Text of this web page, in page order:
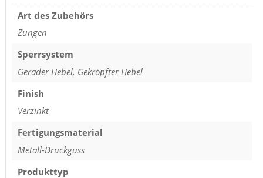
Art des Zubehörs
Zungen
Sperrsystem
Gerader Hebel, Gekröpfter Hebel
Finish
Verzinkt
Fertigungsmaterial
Metall-Druckguss
Produkttyp